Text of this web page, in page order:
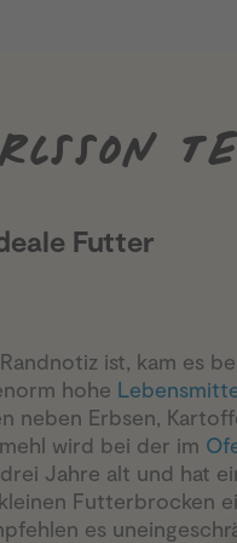
Futter
ist, kam es
hohe
neben Erbsen,
wird bei der im
Jahre alt und hat
Futterbrocken
es